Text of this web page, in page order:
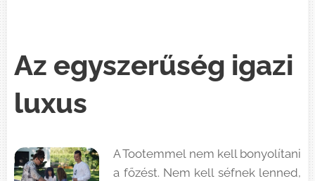
Az egyszerűség igazi
luxus
A Tootemmel nem kell bonyolítani
a főzést. Nem kell séfnek lenned,